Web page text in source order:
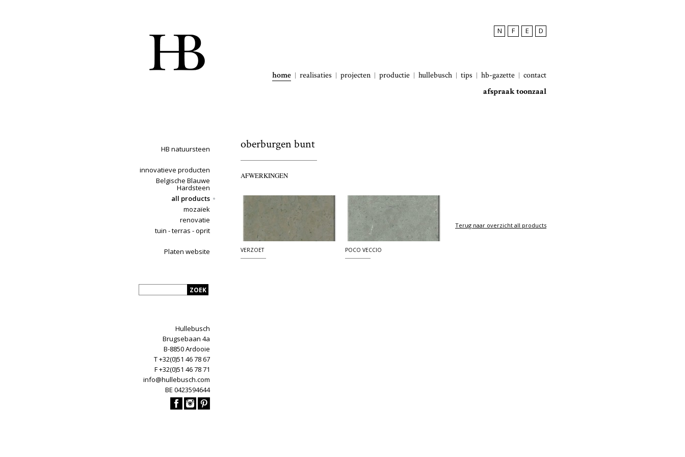
N F E D
home realisaties projecten productie hullebusch tips hb-gazette
contact
afspraak toonzaal
HB natuursteen
innovatieve producten
Belgische Blauwe
Hardsteen
all products
mozaïek
renovatie
tuin - terras - oprit
Platen website
Hullebusch
Brugsebaan 4a
B-8850 Ardooie
T +32(0)51 46 78 67
F +32(0)51 46 78 71
info@hullebusch.com
BE 0423594644
oberburgen bunt
AFWERKINGEN
VERZOET POCO VECCIO
Terug naar overzicht all products